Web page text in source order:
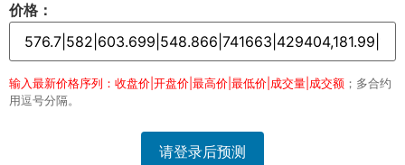
价格：
输入最新价格序列：收盘价|开盘价|最高价|最低价|成交量|成交额 ；多合约
用逗号分隔。
请登录后预测